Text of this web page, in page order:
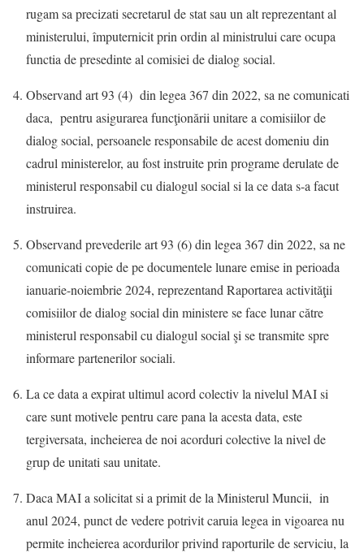
rugam sa precizati secretarul de stat sau un alt reprezentant al
ministerului, împuternicit prin ordin al ministrului care ocupa
functia de presedinte al comisiei de dialog social.
Observand art 93 (4) din legea 367 din 2022, sa ne comunicati
daca, pentru asigurarea funcţionării unitare a comisiilor de
dialog social, persoanele responsabile de acest domeniu din
cadrul ministerelor, au fost instruite prin programe derulate de
ministerul responsabil cu dialogul social si la ce data s-a facut
instruirea.
Observand prevederile art 93 (6) din legea 367 din 2022, sa ne
comunicati copie de pe documentele lunare emise in perioada
ianuarie-noiembrie 2024, reprezentand Raportarea activităţii
comisiilor de dialog social din ministere se face lunar către
ministerul responsabil cu dialogul social şi se transmite spre
informare partenerilor sociali.
La ce data a expirat ultimul acord colectiv la nivelul MAI si
care sunt motivele pentru care pana la acesta data, este
tergiversata, incheierea de noi acorduri colective la nivel de
grup de unitati sau unitate.
Daca MAI a solicitat si a primit de la Ministerul Muncii, in
anul 2024, punct de vedere potrivit caruia legea in vigoarea nu
permite incheierea acordurilor privind raporturile de serviciu, la